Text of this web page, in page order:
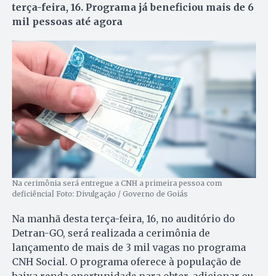
terça-feira, 16. Programa já beneficiou mais de 6
mil pessoas até agora
Na cerimônia será entregue a CNH a primeira pessoa com
deficiência| Foto: Divulgação / Governo de Goiás
Na manhã desta terça-feira, 16, no auditório do
Detran-GO, será realizada a cerimônia de
lançamento de mais de 3 mil vagas no programa
CNH Social. O programa oferece à população de